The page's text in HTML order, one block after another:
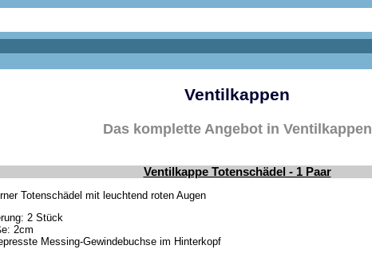
Ventilkappen
Das komplette Angebot in Ventilkappen
Ventilkappe Totenschädel - 1 Paar
Totenschädel mit leuchtend roten Augen
2 Stück
2cm
Messing-Gewindebuchse im Hinterkopf